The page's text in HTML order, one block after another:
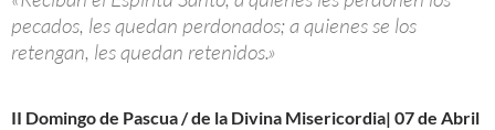
pecados, les quedan perdonados; a quienes se los
retengan, les quedan retenidos.»
II Domingo de Pascua / de la Divina Misericordia| 07 de Abril